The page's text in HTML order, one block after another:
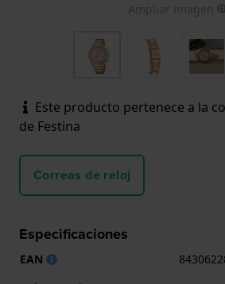
Ampliar imagen
Este producto pertenece a la
de Festina
Correas de reloj
Especificaciones
EAN